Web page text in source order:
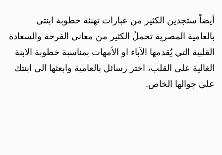
أيضاً ستجدين الكثير من عبارات تهنئة خطوبة ابنتي
بالعامية المصرية تحملُ الكثير من معاني الفرحة والسعادة
القلبية التي يُقدمها الآباء او الأمهات بمناسبة خطوبة الابنة
الغالية على القلب، اختر رسائل بالعامية وابعثها الى ابنتك
على جوالها الخاص.